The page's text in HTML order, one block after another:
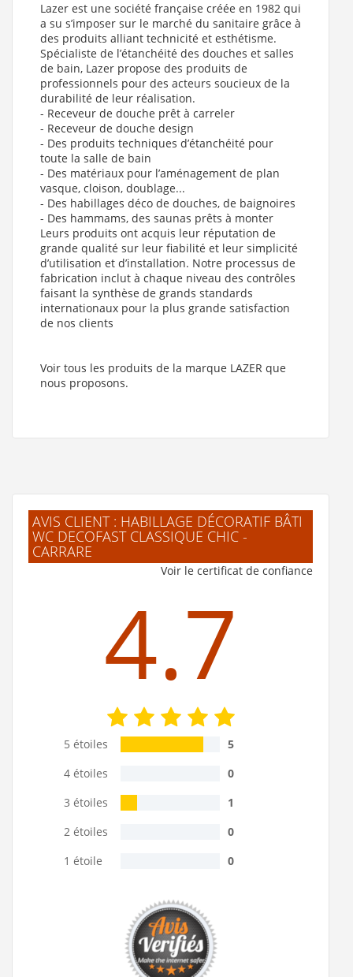
Lazer est une société française créée en 1982 qui
a su s’imposer sur le marché du sanitaire grâce à
des produits alliant technicité et esthétisme.
Spécialiste de l’étanchéité des douches et salles
de bain, Lazer propose des produits de
professionnels pour des acteurs soucieux de la
durabilité de leur réalisation.
- Receveur de douche prêt à carreler
- Receveur de douche design
- Des produits techniques d’étanchéité pour
toute la salle de bain
- Des matériaux pour l’aménagement de plan
vasque, cloison, doublage...
- Des habillages déco de douches, de baignoires
- Des hammams, des saunas prêts à monter
Leurs produits ont acquis leur réputation de
grande qualité sur leur fiabilité et leur simplicité
d’utilisation et d’installation. Notre processus de
fabrication inclut à chaque niveau des contrôles
faisant la synthèse de grands standards
internationaux pour la plus grande satisfaction
de nos clients
Voir tous les produits de la marque LAZER que
nous proposons.
AVIS CLIENT : HABILLAGE DÉCORATIF BÂTI
WC DECOFAST CLASSIQUE CHIC -
CARRARE
Voir le certificat de confiance
4.7
5 étoiles
5
4 étoiles
0
3 étoiles
1
2 étoiles
0
1 étoile
0